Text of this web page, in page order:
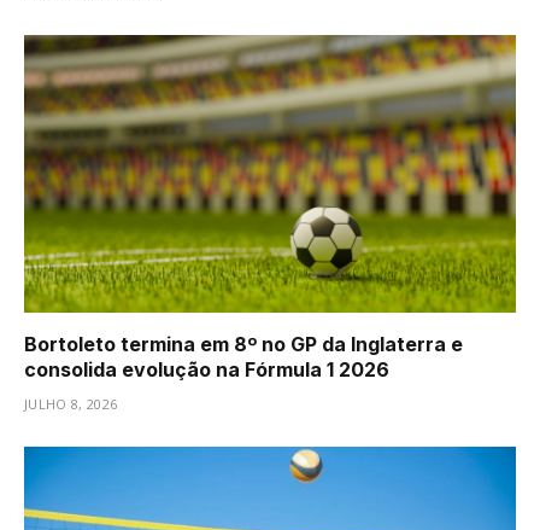
Bortoleto termina em 8º no GP da Inglaterra e
consolida evolução na Fórmula 1 2026
JULHO 8, 2026